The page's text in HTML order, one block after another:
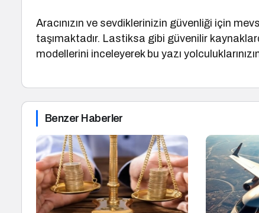
Aracınızın ve sevdiklerinizin güvenliği için
taşımaktadır. Lastiksa gibi güvenilir
modellerini inceleyerek bu yazı
Benzer Haberler